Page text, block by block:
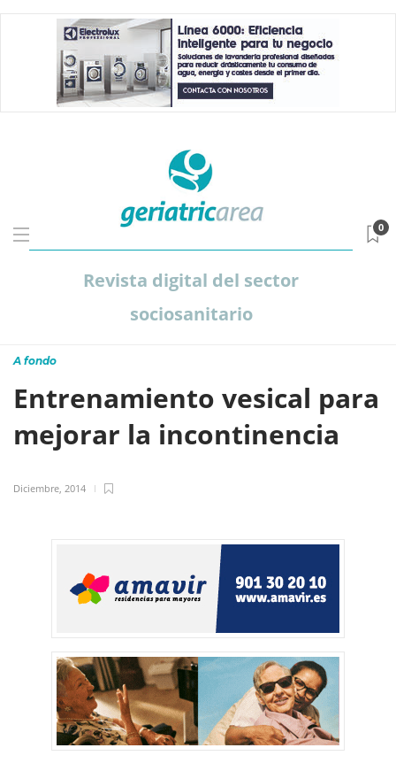
Revista digital del sector
sociosanitario
0
A fondo
Entrenamiento vesical para
mejorar la incontinencia
Diciembre, 2014